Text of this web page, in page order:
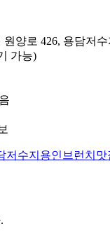
양로 426, 용담저
가능)
저수지 용인브런치맛